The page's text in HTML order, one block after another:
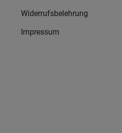
Widerrufsbelehrung
Impressum